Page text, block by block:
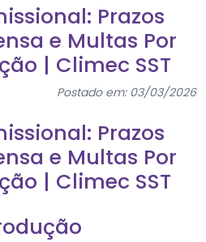
Prazos
e Multas Por
| Climec SST
Postado em: 03/03/2026
Prazos
e Multas Por
| Climec SST